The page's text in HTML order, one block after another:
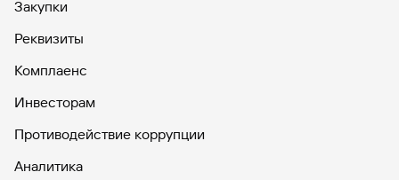
Закупки
Реквизиты
Комплаенс
Инвесторам
Противодействие коррупции
Аналитика